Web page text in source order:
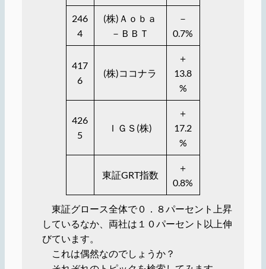
246
4
(株)Ａｏｂａ
－ＢＢＴ
－
0.7%
417
6
(株)ココナラ
＋
13.8
%
426
5
ＩＧＳ(株)
＋
17.2
%
東証GRT指数
＋
0.8%
東証グロース全体で０．８パーセント上昇
しているなか、両社は１０パーセント以上伸
びています。
これは偶然なのでしょうか？